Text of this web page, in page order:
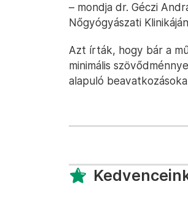
– mondja dr. Géczi
Nőgyógyászati
Azt írták, hogy bár a
minimális
alapuló